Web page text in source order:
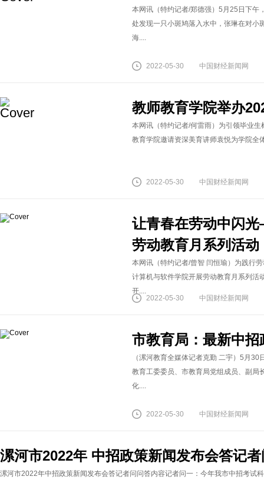
本网讯（特约记者/郑德强）5月25日下午
处发现一只小斑鸠落入水中，张琳在对小
海....
2022-05-30 中国财经新闻网
教师教育学院举办
本网讯（特约记者/何雷雨）为引领毕业
教育学院邀请资深美育讲师袁悦为学院全
2022-05-30 中国财经新闻网
让青春在劳动中闪
劳动教育月系列活动
本网讯（特约记者/曾智 闫恒瑜）为践行
计算机与软件学院开展劳动教育月系列
开....
2022-05-30
中国财经新闻网
市教育局：最新中招
（漯河教育全媒体记者克勤 二宇）5月
教育工委委员、市教育局党组成员、副局
化....
2022-05-30 中国财经新闻网
漯河市2022年 中招政策新闻发布会答记
漯河市2022年中招政策新闻发布会答记者问问答内容记者问一：今年我市中招考试